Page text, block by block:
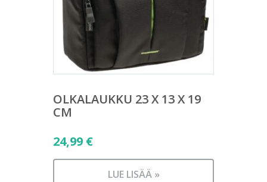
OLKALAUKKU 23 X 13 X 19
CM
24,99 €
LUE LISÄÄ »